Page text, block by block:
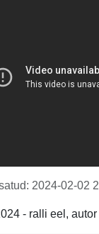
2024-02-02
- ralli eel, autor